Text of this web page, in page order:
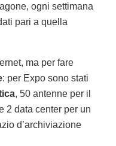
ogni settimana
pari a quella
ma per fare
: per Expo sono stati
, 50 antenne per il
2 data center per un
d’archiviazione